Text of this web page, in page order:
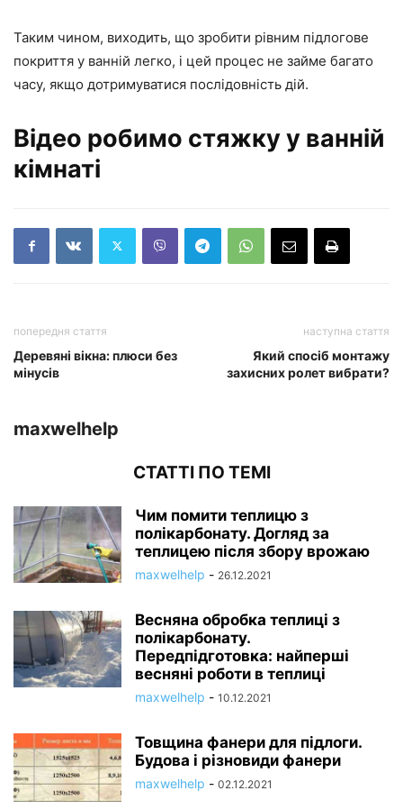
Таким чином, виходить, що зробити рівним підлогове
покриття у ванній легко, і цей процес не займе багато
часу, якщо дотримуватися послідовність дій.
Відео робимо стяжку у ванній
кімнаті
попередня стаття
Деревяні вікна: плюси без
мінусів
наступна стаття
Який спосіб монтажу
захисних ролет вибрати?
maxwelhelp
СТАТТІ ПО ТЕМІ
Чим помити теплицю з
полікарбонату. Догляд за
теплицею після збору врожаю
maxwelhelp - 26.12.2021
Весняна обробка теплиці з
полікарбонату.
Передпідготовка: найперші
весняні роботи в теплиці
maxwelhelp - 10.12.2021
Товщина фанери для підлоги.
Будова і різновиди фанери
maxwelhelp - 02.12.2021